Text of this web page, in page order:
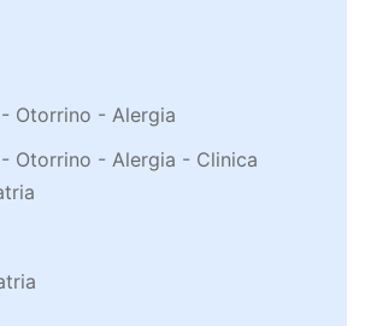
Otorrino - Alergia
Otorrino - Alergia - Clinica